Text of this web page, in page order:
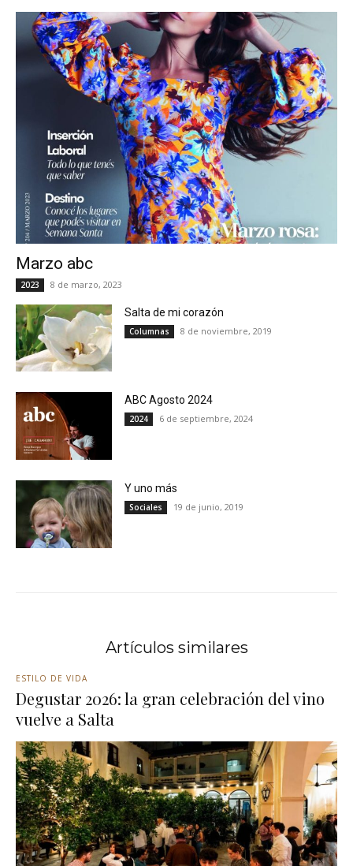
Marzo abc
2023 8 de marzo, 2023
Salta de mi corazón
Columnas 8 de noviembre, 2019
ABC Agosto 2024
2024 6 de septiembre, 2024
Y uno más
Sociales 19 de junio, 2019
Artículos similares
ESTILO DE VIDA
Degustar 2026: la gran celebración del vino
vuelve a Salta